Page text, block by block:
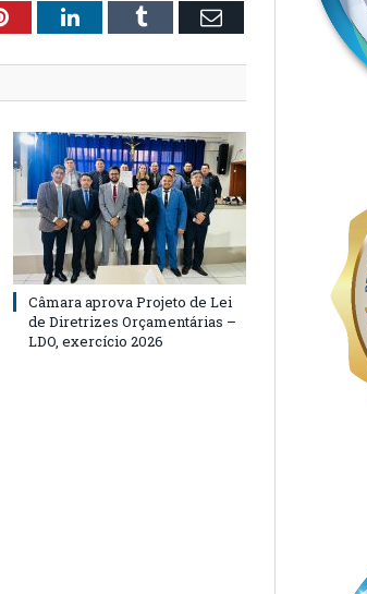
PinterestLinkedInTumblr Email
Câmara aprova Projeto de Lei
de Diretrizes Orçamentárias –
LDO, exercício 2026